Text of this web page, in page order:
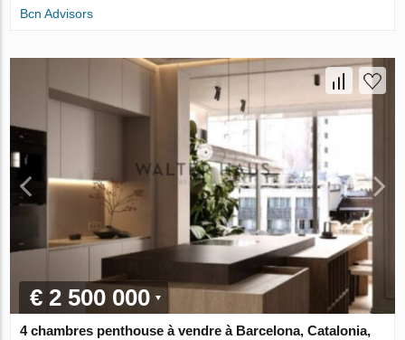
Bcn Advisors
€ 2 500 000
4 chambres penthouse à vendre à Barcelona, Catalonia,